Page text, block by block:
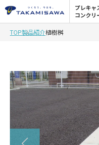
プレキャ
コンクリ
TOP製品紹介植樹桝